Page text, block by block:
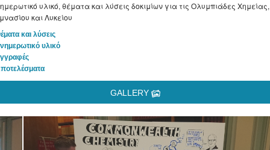
υλικό, θέματα και λύσεις δοκιμίων για τις Ολυμπιάδες Χημείας,
και Λυκείου
και λύσεις
υλικό
GALLERY